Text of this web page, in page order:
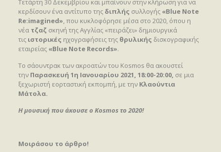
Τετάρτη 30 Δεκεμβρίου και μπαίνουν στην κλήρωση για να
κερδίσουν ένα αντίτυπο της διπλής συλλογής «Blue Note
Re:imagined», που κυκλοφόρησε μέσα στο 2020, όπου η
νέα τζαζ σκηνή της Αγγλίας «πειράζει» δημιουργικά
τις ιστορικές ηχογραφήσεις της θρυλικής δισκογραφικής
εταιρείας «Blue Note Records».
Το σάουντρακ των ακροατών του Kosmos θα ακουστεί
την Παρασκευή 1η Ιανουαρίου 2021, 18:00-20:00, σε μια
ξεχωριστή εορταστική εκπομπή, με την Κλαούντια
Μάτολα.
Η μουσική που άκουσε ο Kosmosτο 2020!
Μοιράσου το άρθρο!